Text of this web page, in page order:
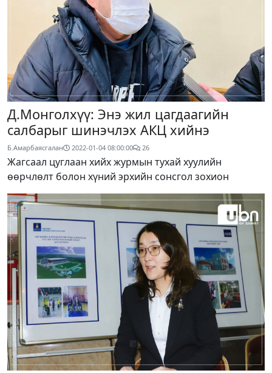
Д.Монголхүү: Энэ жил цагдаагийн
салбарыг шинэчлэх АКЦ хийнэ
Б.Амарбаясгалан 2022-01-04 08:00:00 26
Жагсаал цуглаан хийх журмын тухай хуулийн
өөрчлөлт болон хүний эрхийн сонсгол зохион